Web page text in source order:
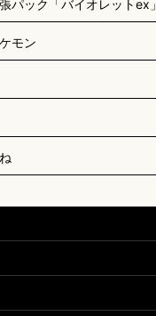
パック「バイオレットex」
モン